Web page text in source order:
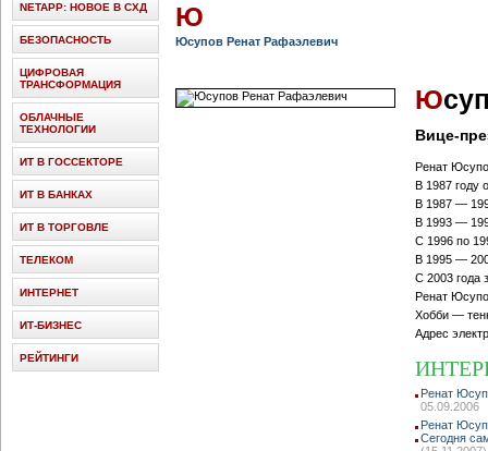
Ю
Юсупов Ренат Рафаэлевич
Ю
Вице-
Ренат
В 1987 году
В 1987 —
В 1993 —
С 1996 по
В 1995 —
С 2003 года
Ренат
Хобби —
Адрес
Ренат
05.09.2006
Ренат
Сегодня
NETAPP: НОВОЕ В СХД
БЕЗОПАСНОСТЬ
ЦИФРОВАЯ
ТРАНСФОРМАЦИЯ
ОБЛАЧНЫЕ
ТЕХНОЛОГИИ
ИТ В ГОССЕКТОРЕ
ИТ В БАНКАХ
ИТ В ТОРГОВЛЕ
ТЕЛЕКОМ
ИНТЕРНЕТ
ИТ-БИЗНЕС
РЕЙТИНГИ